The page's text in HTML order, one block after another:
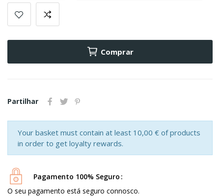
Comprar
Partilhar
Your basket must contain at least 10,00 € of products
in order to get loyalty rewards.
Pagamento 100% Seguro
O seu pagamento está seguro connosco.